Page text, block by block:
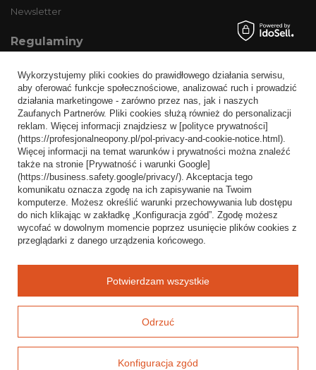
Newsletter
Regulaminy
Wysyłka
Sposoby płatności i prowizje
Regulamin
Polityka prywatności
Odstąpienie od umowy
Popularne kategorie
Opony bezdętkowe
Opony dętkowe
Wykorzystujemy pliki cookies do prawidłowego działania serwisu,
aby oferować funkcje społecznościowe, analizować ruch i prowadzić
działania marketingowe - zarówno przez nas, jak i naszych
Zaufanych Partnerów. Pliki cookies służą również do personalizacji
reklam. Więcej informacji znajdziesz w [polityce prywatności]
(https://profesjonalneopony.pl/pol-privacy-and-cookie-notice.html).
Więcej informacji na temat warunków i prywatności można znaleźć
także na stronie [Prywatność i warunki Google]
(https://business.safety.google/privacy/). Akceptacja tego
komunikatu oznacza zgodę na ich zapisywanie na Twoim
komputerze. Możesz określić warunki przechowywania lub dostępu
do nich klikając w zakładkę „Konfiguracja zgód”. Zgodę możesz
wycofać w dowolnym momencie poprzez usunięcie plików cookies z
przeglądarki z danego urządzenia końcowego.
Odrzuć
Konfiguracja zgód
Potwierdzam wszystkie